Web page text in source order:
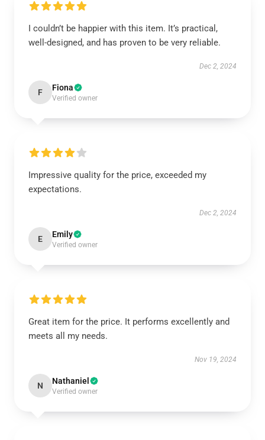
I couldn’t be happier with this item. It’s practical,
well-designed, and has proven to be very reliable.
Dec 2, 2024
F Fiona
Verified owner
Impressive quality for the price, exceeded my
expectations.
Dec 2, 2024
E Emily
Verified owner
Great item for the price. It performs excellently and
meets all my needs.
Nov 19, 2024
N Nathaniel
Verified owner